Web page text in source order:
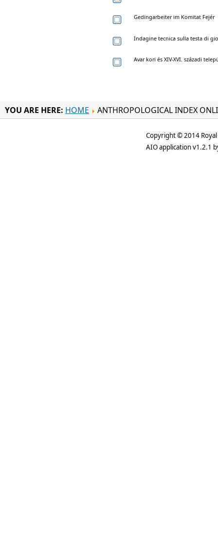
Gedingarbeiter im Komitat Fejér
Indagine tecnica sulla testa di
Avar kori és XIV-XVI. századi
YOU ARE HERE: HOME ANTHROPOLOGICAL INDEX
Copyright © 2014
AIO application v1.2.1